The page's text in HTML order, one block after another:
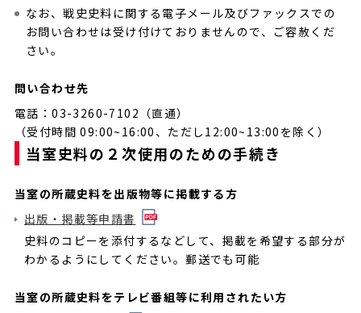
なお、戦史史料に関する電子メール及びファックスでの
お問い合わせは受け付けておりませんので、ご容赦くだ
さい。
問い合わせ先
電話：03-3260-7102（直通）
（受付時間 09:00~16:00、ただし12:00~13:00を除く）
当室史料の２次使用のための手続き
当室の所蔵史料を出版物等に掲載する方
出版・掲載等申請書
史料のコピーを添付するなどして、掲載を希望する部分が
わかるようにしてください。郵送でも可能
当室の所蔵史料をテレビ番組等に利用されたい方